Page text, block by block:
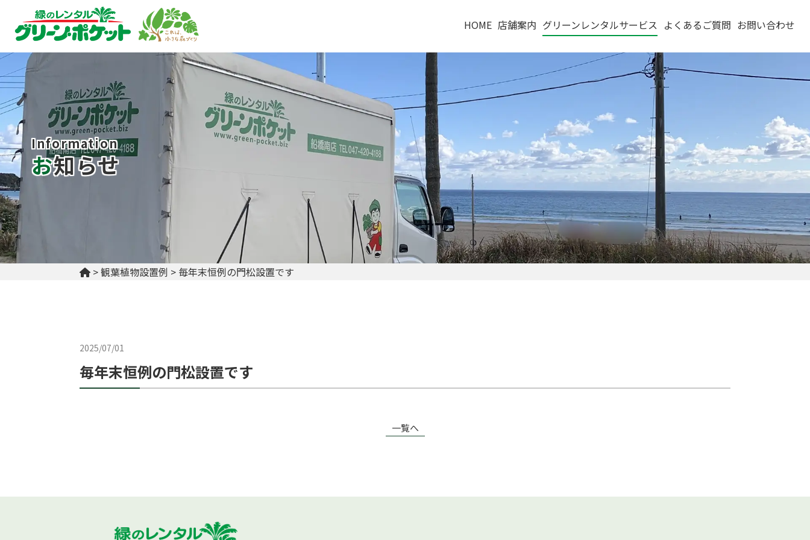
HOME 店舗案内 グリーンレンタルサービス よくあるご質問 お問い合わせ
Information
お知らせ
>観葉植物設置例 > 毎年末恒例の門松設置です
2025/07/01
毎年末恒例の門松設置です
一覧へ